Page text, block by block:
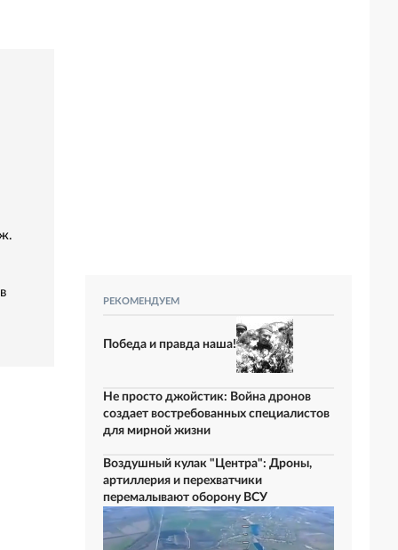
РЕКОМЕНДУЕМ
Победа и правда наша!
Не просто джойстик: Война дронов
создает востребованных специалистов
для мирной жизни
Воздушный кулак "Центра": Дроны,
артиллерия и перехватчики
перемалывают оборону ВСУ